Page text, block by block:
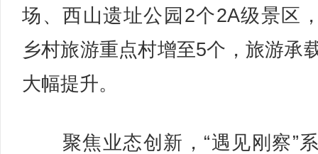
场、西山遗址公园2个2A级景区
乡村旅游重点村增至5个，旅游承
大幅提升。
聚焦业态创新，“遇见刚察”